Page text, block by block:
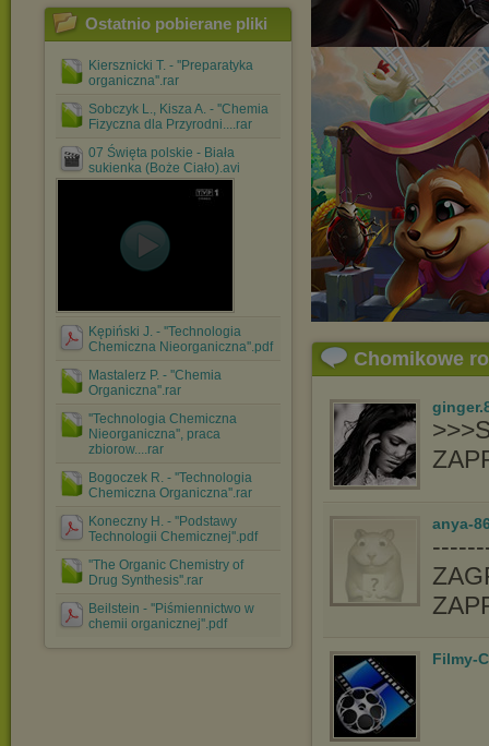
Ostatnio pobierane pliki
Kiersznicki T. - ''Preparatyka
organiczna''.rar
Sobczyk L., Kisza A. - ''Chemia
Fizyczna dla Przyrodni....rar
07 Święta polskie - Biała
sukienka (Boże Ciało).avi
Kępiński J. - ''Technologia
Chemiczna Nieorganiczna''.pdf
Mastalerz P. - ''Chemia
Organiczna''.rar
''Technologia Chemiczna
Nieorganiczna'', praca
zbiorow....rar
Bogoczek R. - ''Technologia
Chemiczna Organiczna''.rar
Koneczny H. - ''Podstawy
Technologii Chemicznej''.pdf
''The Organic Chemistry of
Drug Synthesis''.rar
Beilstein - ''Piśmiennictwo w
chemii organicznej''.pdf
Chomikowe
anya-
Filmy-